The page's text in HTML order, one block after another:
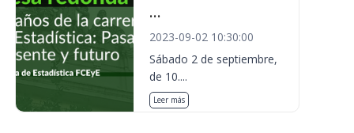
...
2023-09-02 10:30:00
Sábado 2 de septiembre,
de 10....
Leer más